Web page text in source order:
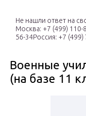
Не нашли ответ на
Москва: +7 (499) 110-
56-34Россия: +7 (499)
Военные
(на базе 11